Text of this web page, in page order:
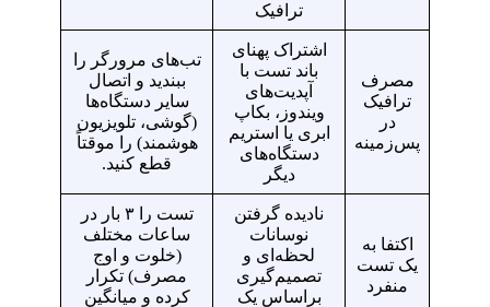
ترافیک
مصرف
ترافیک
در
پس‌زمینه
اشتراک پهنای
باند تست با
آپدیت‌های
ویندوز، بکاپ
ابری یا استریم
دستگاه‌های
دیگر
تب‌های مرورگر را
ببندید و اتصال
سایر دستگاه‌ها
(گوشی، تلویزیون
هوشمند) را موقتاً
قطع کنید.
اکتفا به
یک تست
منفرد
نادیده گرفتن
نوسانات
لحظه‌ای و
تصمیم‌گیری
براساس یک
تست را ۳ بار در
ساعات مختلف
(خلوت و اوج
مصرف) تکرار
کرده و میانگین